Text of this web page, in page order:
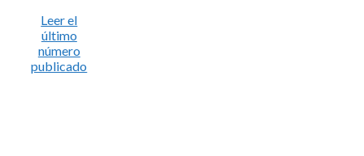
Leer el
último
número
publicado